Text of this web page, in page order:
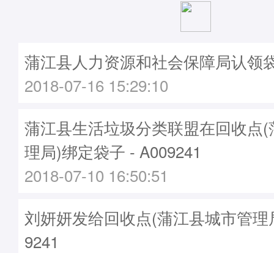
蒲江县人力资源和社会保障局认领
2018-07-16 15:29:10
蒲江县生活垃圾分类联盟在回收点
理局)绑定袋子 - A009241
2018-07-10 16:50:51
刘妍妍发给回收点(蒲江县城市管
9241